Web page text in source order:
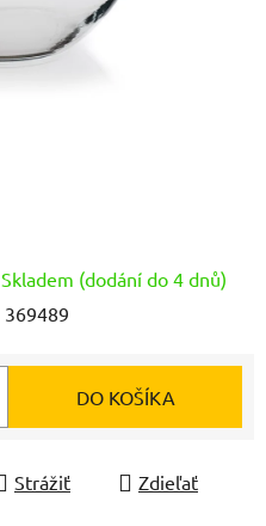
Skladem (dodání do 4 dnů)
369489
DO KOŠÍKA
Strážiť Zdieľať